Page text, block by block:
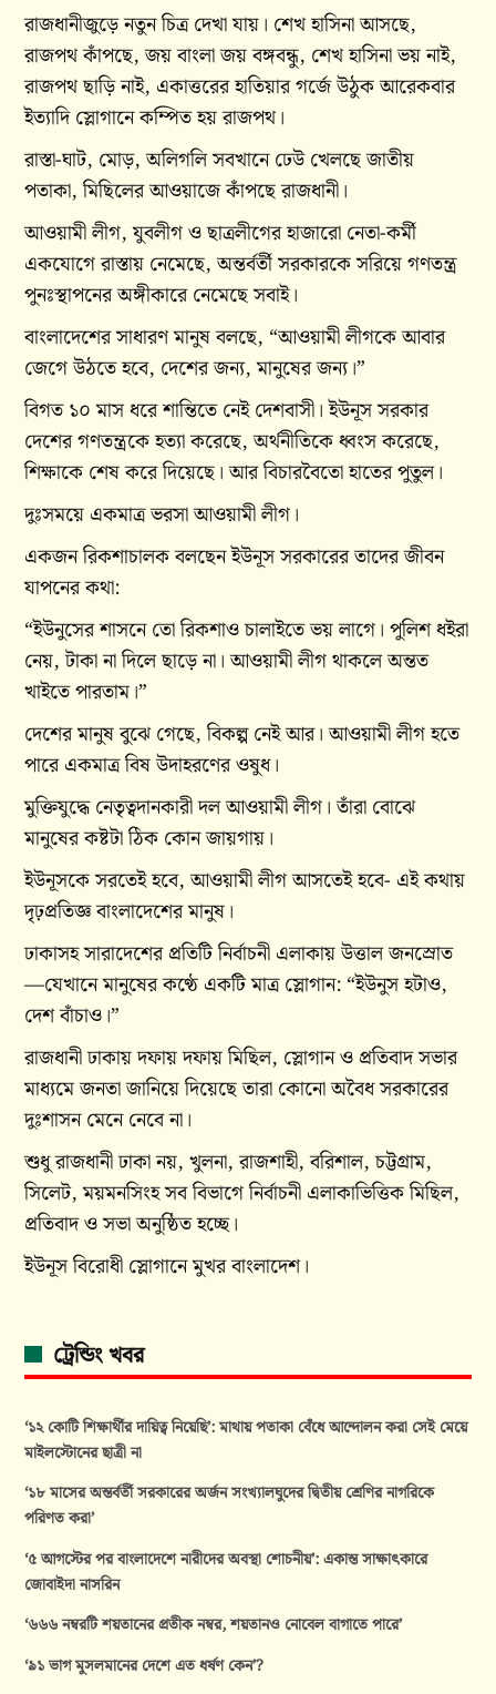
রাজধানীজুড়ে নতুন চিত্র দেখা যায়। শেখ হাসিনা আসছে,
রাজপথ কাঁপছে, জয় বাংলা জয় বঙ্গবন্ধু, শেখ হাসিনা ভয় নাই,
রাজপথ ছাড়ি নাই, একাত্তরের হাতিয়ার গর্জে উঠুক আরেকবার
ইত্যাদি স্লোগানে কম্পিত হয় রাজপথ।
রাস্তা-ঘাট, মোড়, অলিগলি সবখানে ঢেউ খেলছে জাতীয়
পতাকা, মিছিলের আওয়াজে কাঁপছে রাজধানী।
আওয়ামী লীগ, যুবলীগ ও ছাত্রলীগের হাজারো নেতা-কর্মী
একযোগে রাস্তায় নেমেছে, অন্তর্বর্তী সরকারকে সরিয়ে গণতন্ত্র
পুনঃস্থাপনের অঙ্গীকারে নেমেছে সবাই।
বাংলাদেশের সাধারণ মানুষ বলছে, “আওয়ামী লীগকে আবার
জেগে উঠতে হবে, দেশের জন্য, মানুষের জন্য।”
বিগত ১০ মাস ধরে শান্তিতে নেই দেশবাসী। ইউনূস সরকার
দেশের গণতন্ত্রকে হত্যা করেছে, অর্থনীতিকে ধ্বংস করেছে,
শিক্ষাকে শেষ করে দিয়েছে। আর বিচারবৈতো হাতের পুতুল।
দুঃসময়ে একমাত্র ভরসা আওয়ামী লীগ।
একজন রিকশাচালক বলছেন ইউনূস সরকারের তাদের জীবন
যাপনের কথা:
“ইউনুসের শাসনে তো রিকশাও চালাইতে ভয় লাগে। পুলিশ ধইরা
নেয়, টাকা না দিলে ছাড়ে না। আওয়ামী লীগ থাকলে অন্তত
খাইতে পারতাম।”
দেশের মানুষ বুঝে গেছে, বিকল্প নেই আর। আওয়ামী লীগ হতে
পারে একমাত্র বিষ উদাহরণের ওষুধ।
মুক্তিযুদ্ধে নেতৃত্বদানকারী দল আওয়ামী লীগ। তাঁরা বোঝে
মানুষের কষ্টটা ঠিক কোন‌ জায়গায়।
ইউনূসকে সরতেই হবে, আওয়ামী লীগ আসতেই হবে- এই কথায়
দৃঢ়প্রতিজ্ঞ বাংলাদেশের মানুষ।
ঢাকাসহ সারাদেশের প্রতিটি নির্বাচনী এলাকায় উত্তাল জনস্রোত
—যেখানে মানুষের কণ্ঠে একটি মাত্র স্লোগান: “ইউনুস হটাও,
দেশ বাঁচাও।”
রাজধানী ঢাকায় দফায় দফায় মিছিল, স্লোগান ও প্রতিবাদ সভার
মাধ্যমে জনতা জানিয়ে দিয়েছে তারা কোনো অবৈধ সরকারের
দুঃশাসন মেনে নেবে না।
শুধু রাজধানী ঢাকা নয়, খুলনা, রাজশাহী, বরিশাল, চট্টগ্রাম,
সিলেট, ময়মনসিংহ সব বিভাগে নির্বাচনী এলাকাভিত্তিক মিছিল,
প্রতিবাদ ও সভা অনুষ্ঠিত হচ্ছে।
ইউনূস বিরোধী স্লোগানে মুখর বাংলাদেশ।
ট্রেন্ডিং খবর
‘১২ কোটি শিক্ষার্থীর দায়িত্ব নিয়েছি’: মাথায় পতাকা বেঁধে আন্দোলন করা সেই মেয়ে
মাইলস্টোনের ছাত্রী না
‘১৮ মাসের অন্তর্বর্তী সরকারের অর্জন সংখ্যালঘুদের দ্বিতীয় শ্রেণির নাগরিকে
পরিণত করা’
‘৫ আগস্টের পর বাংলাদেশে নারীদের অবস্থা শোচনীয়’: একান্ত সাক্ষাৎকারে
জোবাইদা নাসরিন
‘৬৬৬ নম্বরটি শয়তানের প্রতীক নম্বর, শয়তানও নোবেল বাগাতে পারে’
‘৯১ ভাগ মুসলমানের দেশে এত ধর্ষণ কেন’?